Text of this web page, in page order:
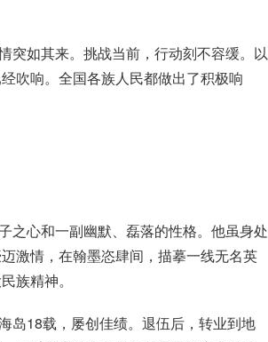
突如其来。挑战当前，行动刻不容缓。以
吹响。全国各族人民都做出了积极响
之心和一副幽默、磊落的性格。他虽身处
激情，在翰墨恣肆间，描摹一线无名英
族精神。
岛18载，屡创佳绩。退伍后，转业到地